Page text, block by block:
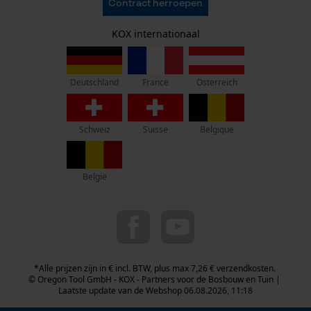
KOX – Partners voor de Bosbouw en Tuin
Lise-Meitner-Str. 4
70736 Fellbach
Geen winkel!
Retouradres:
Beim Erlenwäldchen 14/2
GegevensbeschermingContract herroepen
KOX internationaal
Deutschland France Österreich
Schweiz Suisse Belgique
België
*Alle prijzen zijn in € incl. BTW, plus max 7,26 € verzendkosten.
© Oregon Tool GmbH - KOX - Partners voor de Bosbouw en Tuin |
Laatste update van de Webshop 06.08.2026, 11:18